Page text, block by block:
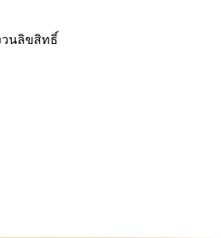
วนลิขสิทธิ์